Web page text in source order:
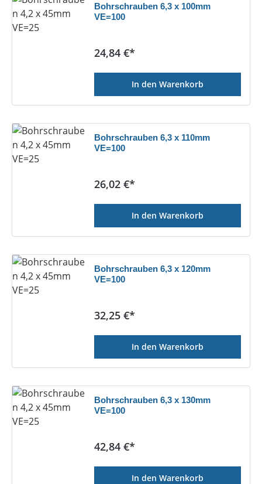
Bohrschrauben 6,3 x 100mm
VE=100
Regulärer Preis:
24,84 €*
In den Warenkorb
Bohrschrauben 6,3 x 110mm
VE=100
Regulärer Preis:
26,02 €*
In den Warenkorb
Bohrschrauben 6,3 x 120mm
VE=100
Regulärer Preis:
32,25 €*
In den Warenkorb
Bohrschrauben 6,3 x 130mm
VE=100
Regulärer Preis:
42,84 €*
In den Warenkorb